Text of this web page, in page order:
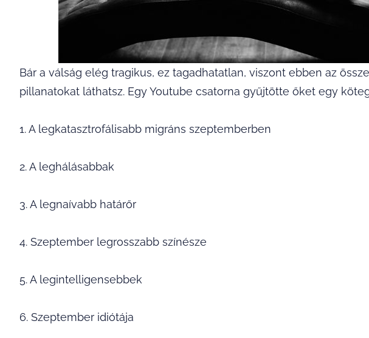
Bár a válság elég tragikus, ez tagadhatatlan, viszont ebben az
pillanatokat láthatsz. Egy Youtube csatorna gyűjtötte őket egy
1. A legkatasztrofálisabb migráns szeptemberben
2. A leghálásabbak
3. A legnaívabb határőr
4. Szeptember legrosszabb színésze
5. A legintelligensebbek
6. Szeptember idiótája